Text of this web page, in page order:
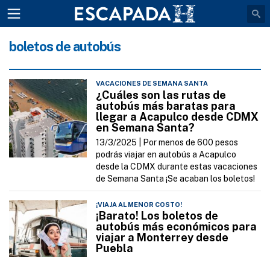
boletos de autobús
VACACIONES DE SEMANA SANTA
¿Cuáles son las rutas de
autobús más baratas para
llegar a Acapulco desde CDMX
en Semana Santa?
13/3/2025 | Por menos de 600 pesos
podrás viajar en autobús a Acapulco
desde la CDMX durante estas vacaciones
de Semana Santa ¡Se acaban los boletos!
¡VIAJA AL MENOR COSTO!
¡Barato! Los boletos de
autobús más económicos para
viajar a Monterrey desde
Puebla